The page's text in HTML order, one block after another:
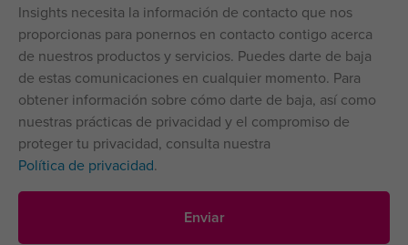
Insights necesita la información de contacto que nos
proporcionas para ponernos en contacto contigo acerca
de nuestros productos y servicios. Puedes darte de baja
de estas comunicaciones en cualquier momento. Para
obtener información sobre cómo darte de baja, así como
nuestras prácticas de privacidad y el compromiso de
proteger tu privacidad, consulta nuestra
Política de privacidad.